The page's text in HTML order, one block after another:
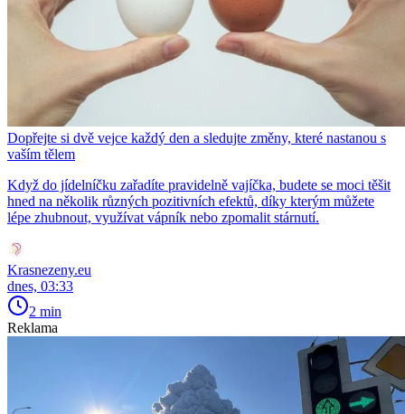
Dopřejte si dvě vejce každý den a sledujte změny, které nastanou s
vaším tělem
Když do jídelníčku zařadíte pravidelně vajíčka, budete se moci těšit
hned na několik různých pozitivních efektů, díky kterým můžete
lépe zhubnout, využívat vápník nebo zpomalit stárnutí.
Krasnezeny.eu
dnes, 03:33
2 min
Reklama